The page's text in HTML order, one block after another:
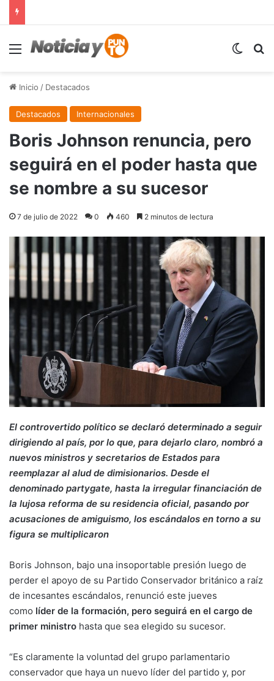
Menú
Inicio / Destacados
Destacados Internacionales
Boris Johnson renuncia, pero
seguirá en el poder hasta que
se nombre a su sucesor
7 de julio de 2022 0 460 2 minutos de lectura
El controvertido político se declaró determinado a seguir
dirigiendo al país, por lo que, para dejarlo claro, nombró a
nuevos ministros y secretarios de Estados para
reemplazar al alud de dimisionarios. Desde el
denominado partygate, hasta la irregular financiación de
la lujosa reforma de su residencia oficial, pasando por
acusaciones de amiguismo, los escándalos en torno a su
figura se multiplicaron
Boris Johnson, bajo una insoportable presión luego de
perder el apoyo de su Partido Conservador británico a raíz
de incesantes escándalos, renunció este jueves
como líder de la formación, pero seguirá en el cargo de
primer ministro hasta que sea elegido su sucesor.
“Es claramente la voluntad del grupo parlamentario
conservador que haya un nuevo líder del partido y, por